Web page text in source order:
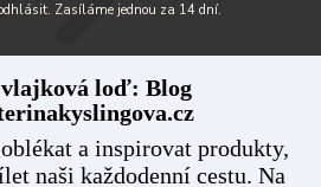
Zasíláme jednou za 14 dní.
vlajková loď: Blog
a inspirovat produkty,
naši každodenní cestu. Na